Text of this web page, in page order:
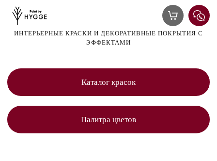
ИНТЕРЬЕРНЫЕ КРАСКИ И ДЕКОРАТИВНЫЕ ПОКРЫТИЯ С
ЭФФЕКТАМИ
Каталог красок
Палитра цветов